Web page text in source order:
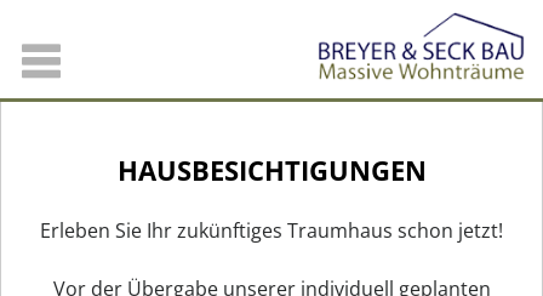
HAUSBESICHTIGUNGEN
Erleben Sie Ihr zukünftiges Traumhaus schon jetzt!
Vor der Übergabe unserer individuell geplanten